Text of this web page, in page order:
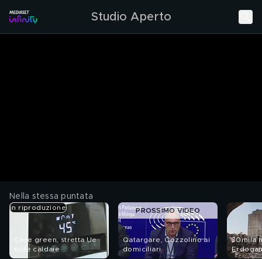
Studio Aperto
Nella stessa puntata
in riproduzione
Case green, stretta Ue
sulle caldaie
Qatargare, Cozzolino ai
domiciliari
PROSSIMO VIDEO
30mila